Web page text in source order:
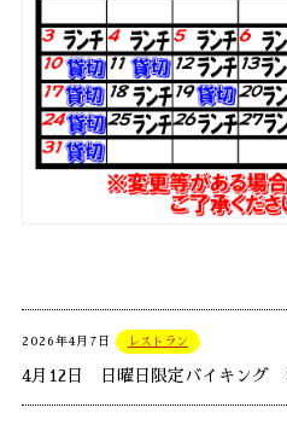
2026年4月7日 レストラン
4月12日 日曜日限定バイキング